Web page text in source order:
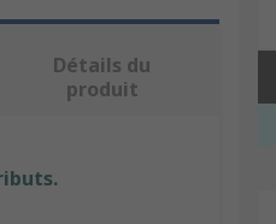
Détails du
produit